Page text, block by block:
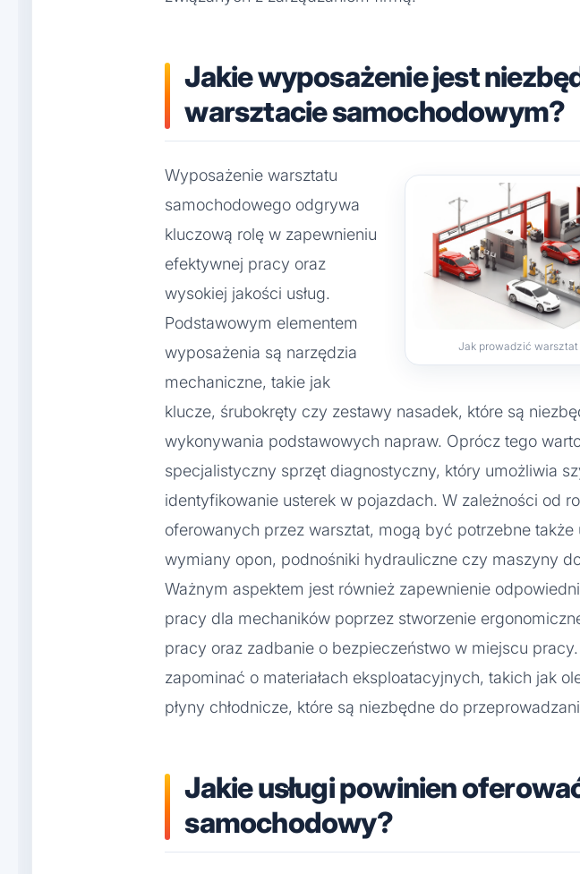
Jakie wyposażenie jest
warsztacie samochodowym?
Jak prowadzić
Wyposażenie warsztatu
samochodowego odgrywa
kluczową rolę w zapewnieniu
efektywnej pracy oraz
wysokiej jakości usług.
Podstawowym elementem
wyposażenia są narzędzia
mechaniczne, takie jak
klucze, śrubokręty czy zestawy nasadek, które są
wykonywania podstawowych napraw. Oprócz tego
specjalistyczny sprzęt diagnostyczny, który umożliwia
identyfikowanie usterek w pojazdach. W zależności od
oferowanych przez warsztat, mogą być potrzebne także
wymiany opon, podnośniki hydrauliczne czy maszyny
Ważnym aspektem jest również zapewnienie
pracy dla mechaników poprzez stworzenie
pracy oraz zadbanie o bezpieczeństwo w miejscu
zapominać o materiałach eksploatacyjnych, takich jak
płyny chłodnicze, które są niezbędne do
Jakie usługi powinien
samochodowy?